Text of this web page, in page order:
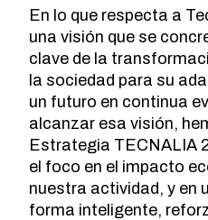
En lo que respecta a
una visión que se
clave de la
la sociedad para su
un futuro en continua
alcanzar esa visión,
Estrategia TECNALIA
el foco en el impacto
nuestra actividad, y en
forma inteligente,